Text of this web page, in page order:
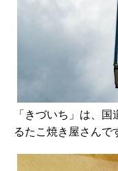
「きづいち」は、
るたこ焼き屋さんで